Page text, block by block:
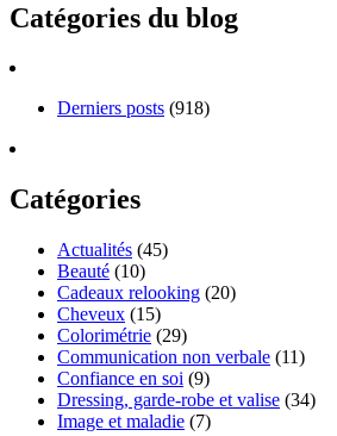
Catégories du blog
Derniers posts (918)
Catégories
Actualités (45)
Beauté (10)
Cadeaux relooking (20)
Cheveux (15)
Colorimétrie (29)
Communication non verbale (11)
Confiance en soi (9)
Dressing, garde-robe et valise (34)
Image et maladie (7)